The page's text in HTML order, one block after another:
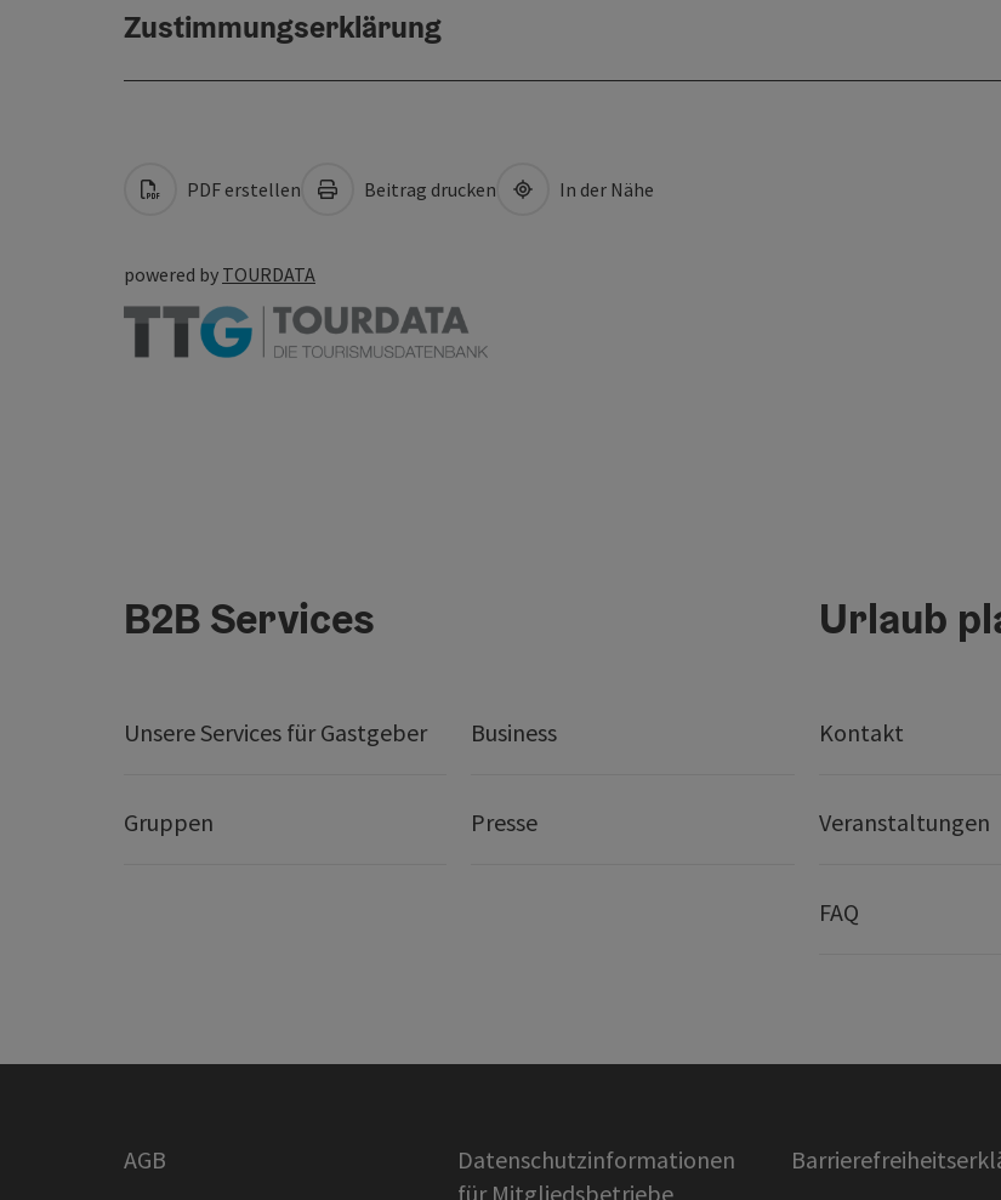
Zustimmungserklärung
PDF erstellen Beitrag drucken In der Nähe
powered by TOURDATA
B2B Services
Unsere Services für Gastgeber Business
Gruppen Presse
Urlaub
Kontakt
Veranstaltungen
FAQ
AGB
Datenschutzinformationen
für Mitgliedsbetriebe